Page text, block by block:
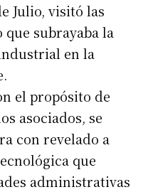
Julio, visitó las
subrayaba la
en la
el propósito de
asociados, se
con revelado a
que
administrativas